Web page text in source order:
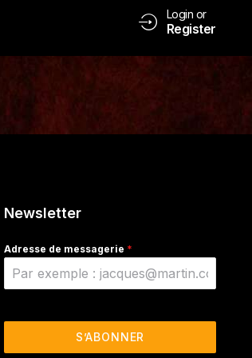
Login or
Register
Newsletter
Adresse de messagerie *
S’ABONNER